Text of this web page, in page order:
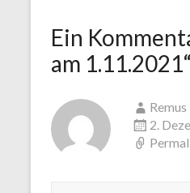
Ein
am 1.11.2021“
Remus
2.